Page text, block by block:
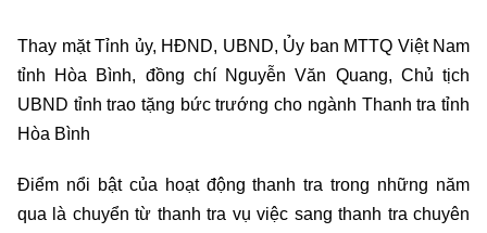
Thay mặt Tỉnh ủy, HĐND, UBND, Ủy ban MTTQ Việt Nam
tỉnh Hòa Bình, đồng chí Nguyễn Văn Quang, Chủ tịch
UBND tỉnh trao tặng bức trướng cho ngành Thanh tra tỉnh
Hòa Bình
Điểm nổi bật của hoạt động thanh tra trong những năm
qua là chuyển từ thanh tra vụ việc sang thanh tra chuyên